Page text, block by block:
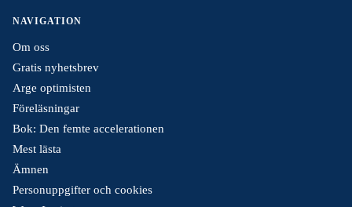
NAVIGATION
Om oss
Gratis nyhetsbrev
Arge optimisten
Föreläsningar
Bok: Den femte accelerationen
Mest lästa
Ämnen
Personuppgifter och cookies